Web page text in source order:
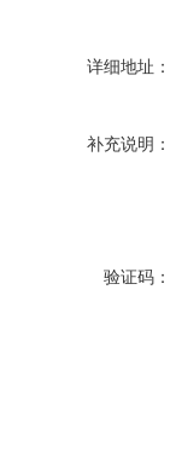
详细地址：
补充说明：
验证码：